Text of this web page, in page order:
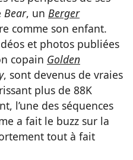
Bear, un Berger
comme son enfant.
et photos publiées
copain Golden
, sont devenus de vraies
plus de 88K
l’une des séquences
a fait le buzz sur la
tout à fait